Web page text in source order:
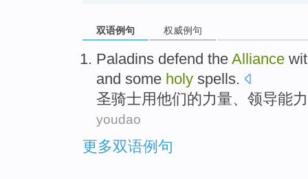
双语例句 权威例句
Paladins defend the Alliance
and some holy spells.
圣骑士用他们的力量、 领导能力
youdao
更多双语例句